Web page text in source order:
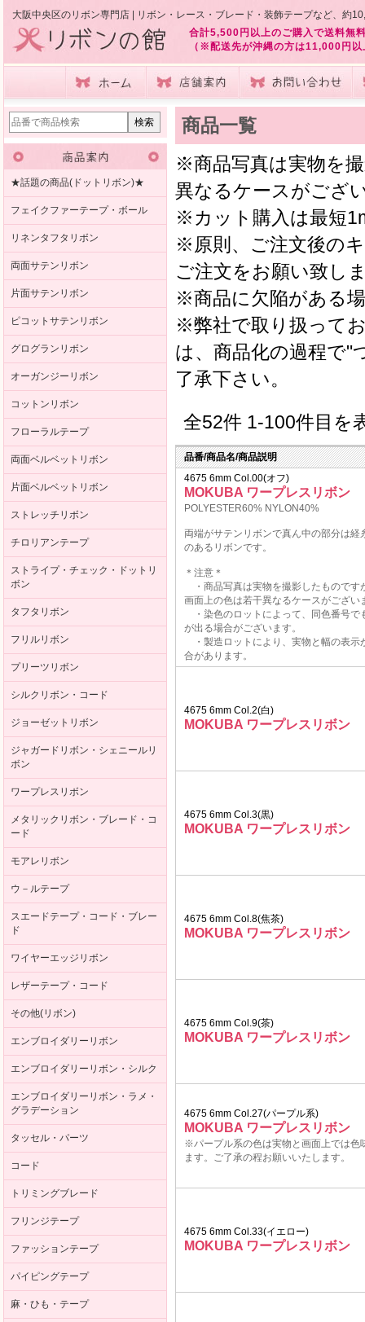
大阪中央区のリボン専門店 | リボン・レース・ブレード・装飾テープなど、約
合計5,500円以上のご購入で送料無
（※配送先が沖縄の方は11,000円
★話題の商品(ドットリボン)★
フェイクファーテープ・ボール
リネンタフタリボン
両面サテンリボン
片面サテンリボン
ピコットサテンリボン
グログランリボン
オーガンジーリボン
コットンリボン
フローラルテープ
両面ベルベットリボン
片面ベルベットリボン
ストレッチリボン
チロリアンテープ
ストライプ・チェック・ドットリ
ボン
タフタリボン
フリルリボン
プリーツリボン
シルクリボン・コード
ジョーゼットリボン
ジャガードリボン・シェニールリ
ボン
ワープレスリボン
メタリックリボン・ブレード・コ
ード
モアレリボン
ウ－ルテープ
スエードテープ・コード・ブレー
ド
ワイヤーエッジリボン
レザーテープ・コード
その他(リボン)
エンブロイダリーリボン
エンブロイダリーリボン・シルク
エンブロイダリーリボン・ラメ・
グラデーション
タッセル・パーツ
コード
トリミングブレード
フリンジテープ
ファッションテープ
パイピングテープ
麻・ひも・テープ
商品一覧
※商品写真は実物を
異なるケースがござ
※カット購入は最短
※原則、ご注文後の
ご注文をお願い致し
※商品に欠陥がある
※弊社で取り扱って
は、商品化の過程で"
了承下さい。
全52件 1-100件目を
品番/商品名/商品説明
4675 6mm Col.00(オフ)
MOKUBA ワープレスリボン
POLYESTER60% NYLON40%
両端がサテンリボンで真ん中の部分は経
のあるリボンです。
＊注意＊
・商品写真は実物を撮影したものです
画面上の色は若干異なるケースがござい
・染色のロットによって、同色番号で
が出る場合がございます。
・製造ロットにより、実物と幅の表示
合があります。
4675 6mm Col.2(白)
MOKUBA ワープレスリボン
4675 6mm Col.3(黒)
MOKUBA ワープレスリボン
4675 6mm Col.8(焦茶)
MOKUBA ワープレスリボン
4675 6mm Col.9(茶)
MOKUBA ワープレスリボン
4675 6mm Col.27(パープル系)
MOKUBA ワープレスリボン
※パープル系の色は実物と画面上では色
ます。ご了承の程お願いいたします。
4675 6mm Col.33(イエロー)
MOKUBA ワープレスリボン